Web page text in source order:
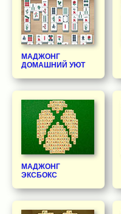
МАДЖОНГ
ДОМАШНИЙ УЮТ
МАДЖОНГ
ЭКСБОКС